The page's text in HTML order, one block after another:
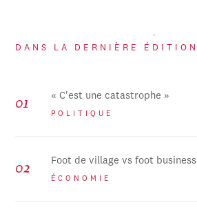
DANS LA DERNIÈRE ÉDITION
« C'est une catastrophe »
POLITIQUE
Foot de village vs foot business
ÉCONOMIE